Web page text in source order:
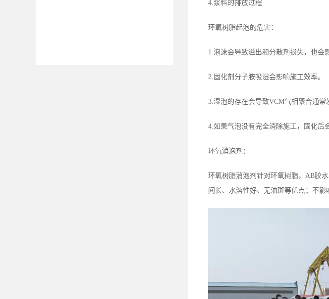
4.浆料的排放过程
环氧树脂起泡的危害：
1.泡沫会导致溢出和分散剂损失，也会
2.固化剂分子胺吸湿会影响施工效率。
3.湿泡的存在会导致VCM气相聚合通常
4.如果气泡没有完全消除施工，固化后
环氧消泡剂：
环氧树脂消泡剂针对环氧树脂，AB胶
间长、水溶性好、无油斑等优点；不影